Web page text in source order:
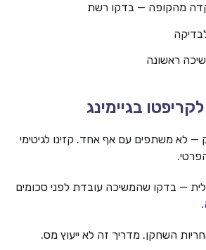
מהקופה — בדקו רשת
בגיימינג
לא משתפים עם אף אחד. קזינו לגיטימי
— בדקו שהמשיכה עובדת לפני סכומים
.
השחקן. מדריך זה לא ייעוץ מס.